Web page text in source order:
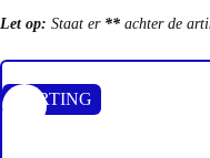
Let op: Staat er ** achter de
KORTING